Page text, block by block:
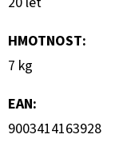
HMOTNOST:
7 kg
EAN:
9003414163928